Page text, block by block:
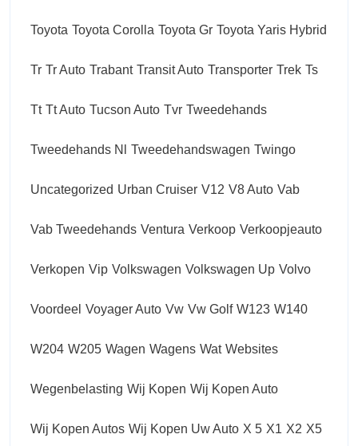
Toyota Toyota Corolla Toyota Gr Toyota Yaris Hybrid
Tr Tr Auto Trabant Transit Auto Transporter Trek Ts
Tt Tt Auto Tucson Auto Tvr Tweedehands
Tweedehands Nl Tweedehandswagen Twingo
Uncategorized Urban Cruiser V12 V8 Auto Vab
Vab Tweedehands Ventura Verkoop Verkoopjeauto
Verkopen Vip Volkswagen Volkswagen Up Volvo
Voordeel Voyager Auto Vw Vw Golf W123 W140
W204 W205 Wagen Wagens Wat Websites
Wegenbelasting Wij Kopen Wij Kopen Auto
Wij Kopen Autos Wij Kopen Uw Auto X 5 X1 X2 X5